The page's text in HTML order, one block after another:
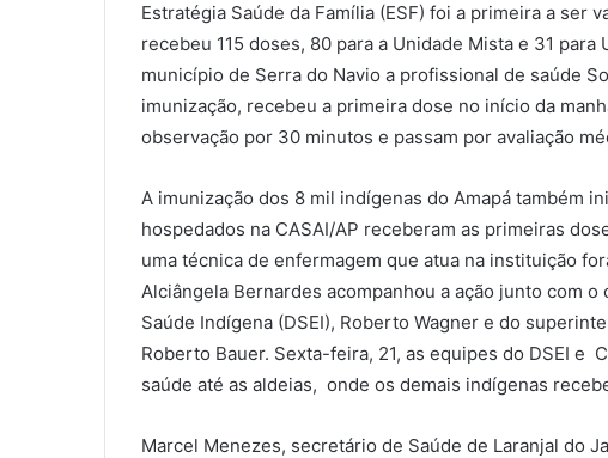
Estratégia Saúde da Família (ESF) foi a primeira a ser
recebeu 115 doses, 80 para a Unidade Mista e 31 para
município de Serra do Navio a profissional de saúde
imunização, recebeu a primeira dose no início da
observação por 30 minutos e passam por avaliação
A imunização dos 8 mil indígenas do Amapá também
hospedados na CASAI/AP receberam as primeiras
uma técnica de enfermagem que atua na instituição
Alciângela Bernardes acompanhou a ação junto com
Saúde Indígena (DSEI), Roberto Wagner e do
Roberto Bauer. Sexta-feira, 21, as equipes do DSEI e
saúde até as aldeias, onde os demais indígenas
Marcel Menezes, secretário de Saúde de Laranjal do